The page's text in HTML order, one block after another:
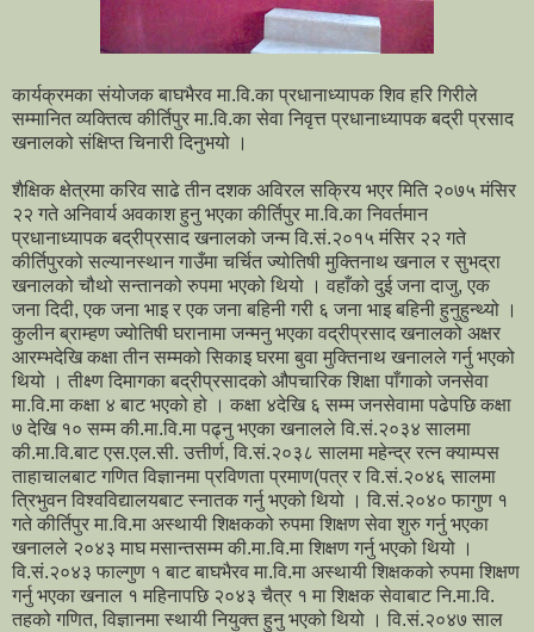
कार्यक्रमका संयोजक बाघभैरव मा.वि.का प्रधानाध्यापक शिव हरि गिरीले
सम्मानित व्यक्तित्व कीर्तिपुर मा.वि.का सेवा निवृत्त प्रधानाध्यापक बद्री प्रसाद
खनालको संक्षिप्त चिनारी दिनुभयो ।
शैक्षिक क्षेत्रमा करिव साढे तीन दशक अविरल सक्रिय भएर मिति २०७५ मंसिर
२२ गते अनिवार्य अवकाश हुनु भएका कीर्तिपुर मा.वि.का निवर्तमान
प्रधानाध्यापक बद्रीप्रसाद खनालको जन्म वि.सं.२०१५ मंसिर २२ गते
कीर्तिपुरको सल्यानस्थान गाउँमा चर्चित ज्योतिषी मुक्तिनाथ खनाल र सुभद्रा
खनालको चौथो सन्तानको रुपमा भएको थियो । वहाँको दुई जना दाजु, एक
जना दिदी, एक जना भाइ र एक जना बहिनी गरी ६ जना भाइ बहिनी हुनुहुन्थ्यो ।
कुलीन ब्राम्हण ज्योतिषी घरानामा जन्मनु भएका वद्रीप्रसाद खनालको अक्षर
आरम्भदेखि कक्षा तीन सम्मको सिकाइ घरमा बुवा मुक्तिनाथ खनालले गर्नु भएको
थियो । तीक्ष्ण दिमागका बद्रीप्रसादको औपचारिक शिक्षा पाँगाको जनसेवा
मा.वि.मा कक्षा ४ बाट भएको हो । कक्षा ४देखि ६ सम्म जनसेवामा पढेपछि कक्षा
७ देखि १० सम्म की.मा.वि.मा पढ्नु भएका खनालले वि.सं.२०३४ सालमा
की.मा.वि.बाट एस.एल.सी. उत्तीर्ण, वि.सं.२०३८ सालमा महेन्द्र रत्न क्याम्पस
ताहाचालबाट गणित विज्ञानमा प्रविणता प्रमाण(पत्र र वि.सं.२०४६ सालमा
त्रिभुवन विश्वविद्यालयबाट स्नातक गर्नु भएको थियो । वि.सं.२०४० फागुण १
गते कीर्तिपुर मा.वि.मा अस्थायी शिक्षकको रुपमा शिक्षण सेवा शुरु गर्नु भएका
खनालले २०४३ माघ मसान्तसम्म की.मा.वि.मा शिक्षण गर्नु भएको थियो ।
वि.सं.२०४३ फाल्गुण १ बाट बाघभैरव मा.वि.मा अस्थायी शिक्षकको रुपमा शिक्षण
गर्नु भएका खनाल १ महिनापछि २०४३ चैत्र १ मा शिक्षक सेवाबाट नि.मा.वि.
तहको गणित, विज्ञानमा स्थायी नियुक्त हुनु भएको थियो । वि.सं.२०४७ साल